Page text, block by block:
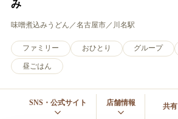
み
味噌煮込みうどん 名古屋市 川名駅
ファミリー おひとり グループ
昼ごはん
SNS・公式サイト 店舗情報 共有